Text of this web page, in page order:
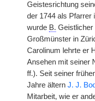
Geistesrichtung
der 1744 als Pfarrer
wurde B. Geistlicher
Großmünster in
Carolinum lehrte er
Ansehen mit seiner
ff.). Seit seiner
Jahre ältern J. J.
Mitarbeit, wie er